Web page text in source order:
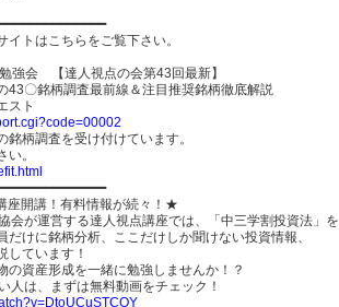
トはこちらをご覧下さい。
強会 【達人視点の会第43回最新】
〇銘柄調査最前線＆注目推奨銘柄徹底解説
スト
柄調査を受け付けています。
。
座開講！有料情報が続々！★
会が運営する達人視点講座では、「中三学割投資法」を
けに銘柄分析、ここだけしか聞けない投資情報、
しています！
の資産形成を一緒に勉強しませんか！？
人は、まずは無料動画をチェック！